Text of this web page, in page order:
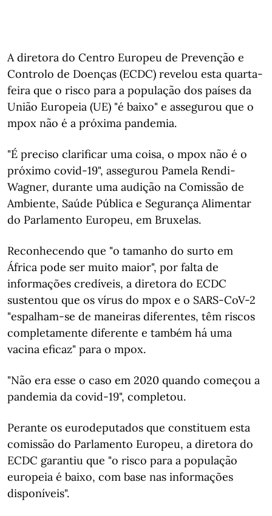
A diretora do Centro Europeu de Prevenção e
Controlo de Doenças (ECDC) revelou esta quarta-
feira que o risco para a população dos países da
União Europeia (UE) "é baixo" e assegurou que o
mpox não é a próxima pandemia.
"É preciso clarificar uma coisa, o mpox não é o
próximo covid-19", assegurou Pamela Rendi-
Wagner, durante uma audição na Comissão de
Ambiente, Saúde Pública e Segurança Alimentar
do Parlamento Europeu, em Bruxelas.
Reconhecendo que "o tamanho do surto em
África pode ser muito maior", por falta de
informações credíveis, a diretora do ECDC
sustentou que os vírus do mpox e o SARS-CoV-2
"espalham-se de maneiras diferentes, têm riscos
completamente diferente e também há uma
vacina eficaz" para o mpox.
"Não era esse o caso em 2020 quando começou a
pandemia da covid-19", completou.
Perante os eurodeputados que constituem esta
comissão do Parlamento Europeu, a diretora do
ECDC garantiu que "o risco para a população
europeia é baixo, com base nas informações
disponíveis".